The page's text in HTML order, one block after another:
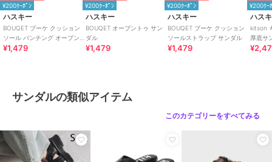
¥200ｸｰﾎﾟﾝ
ハスキー
BOUQET ブーケ クッション
ソール パンチング オープン
トゥ サンダル
¥1,479
¥200ｸｰﾎﾟﾝ
ハスキー
BOUQET オープントゥ サン
ダル
¥1,479
¥200ｸｰﾎﾟﾝ
ハスキー
BOUQET ブーケ クッション
ソールストラップ サンダル
¥1,479
¥200ｸｰ
ハス
kitson
厚底サ
サンダルの類似アイテム
このカテゴリーをすべてみる